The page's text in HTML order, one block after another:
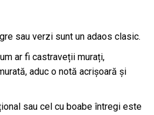
sau verzi sunt un adaos clasic.
ar fi castraveții murați,
aduc o notă acrișoară și
sau cel cu boabe întregi este